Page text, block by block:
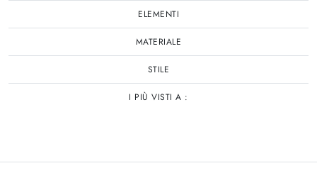
ELEMENTI
MATERIALE
STILE
I PIÙ VISTI A :